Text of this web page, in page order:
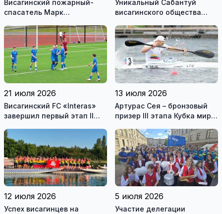
Висагинский пожарный-
спасатель Марк
медалью “Герой
Венесуэлы”
Уникальный Сабантуй
висагинского общества
нематериального
культурного наследия
Литвы
21 июля 2026
Висагинский FC «Interas»
завершил первый этап II
хорошим результатом
13 июля 2026
Артурас Сея – бронзовый
призер III этапа Кубка мира
12 июля 2026
Успех висагинцев на
5 июля 2026
Участие делегации